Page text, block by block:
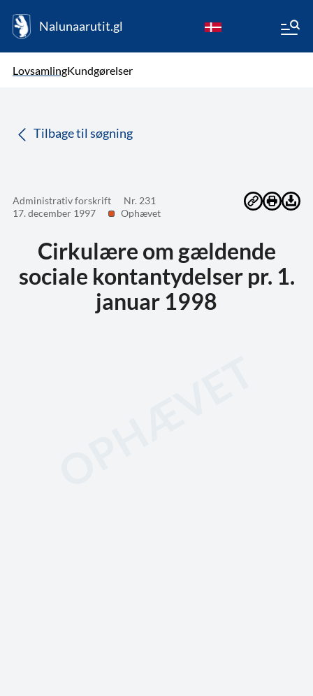
Nalunaarutit.gl
LovsamlingKundgørelser
Tilbage til søgning
Administrativ forskrift
Nr. 231
17. december 1997
Ophævet
Cirkulære om gældende
sociale kontantydelser pr. 1.
januar 1998